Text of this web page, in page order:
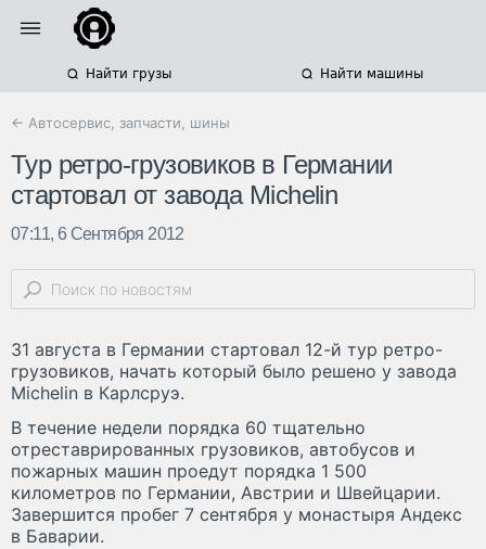
Найти грузы Найти машины
← Автосервис, запчасти, шины
Тур ретро-грузовиков в Германии
стартовал от завода Michelin
07:11, 6 Сентября 2012
31 августа в Германии стартовал 12-й тур ретро-
грузовиков, начать который было решено у завода
Michelin в Карлсруэ.
В течение недели порядка 60 тщательно
отреставрированных грузовиков, автобусов и
пожарных машин проедут порядка 1 500
километров по Германии, Австрии и Швейцарии.
Завершится пробег 7 сентября у монастыря Андекс
в Баварии.